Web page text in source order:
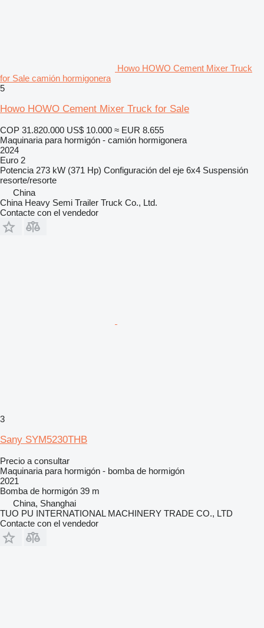
Howo HOWO Cement Mixer Truck
for Sale camión hormigonera
5
Howo HOWO Cement Mixer Truck for Sale
COP 31.820.000 US$ 10.000 ≈ EUR 8.655
Maquinaria para hormigón - camión hormigonera
2024
Euro 2
Potencia 273 kW (371 Hp) Configuración del eje 6x4 Suspensión
resorte/resorte
China
China Heavy Semi Trailer Truck Co., Ltd.
Contacte con el vendedor
3
Sany SYM5230THB
Precio a consultar
Maquinaria para hormigón - bomba de hormigón
2021
Bomba de hormigón 39 m
China, Shanghai
TUO PU INTERNATIONAL MACHINERY TRADE CO., LTD
Contacte con el vendedor